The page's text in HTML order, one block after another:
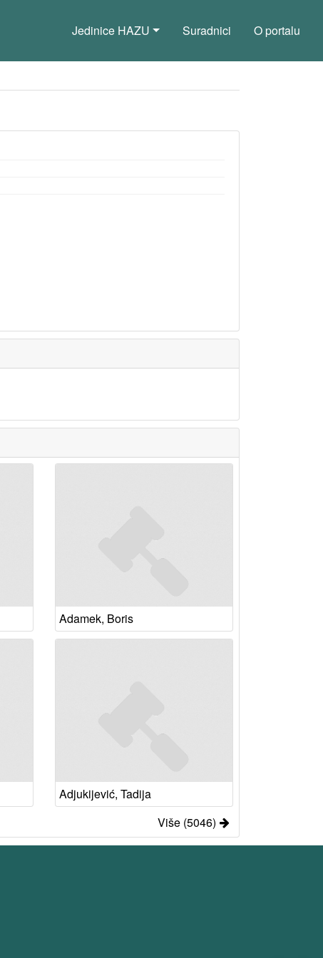
Jedinice HAZU Suradnici O portalu
Adamek, Boris
Adjukijević, Tadija
Više (5046)